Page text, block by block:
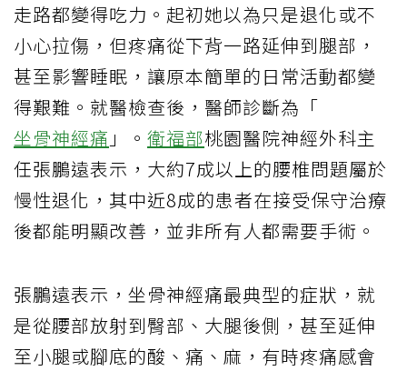
走路都變得吃力。起初她以為只是退化或不
小心拉傷，但疼痛從下背一路延伸到腿部，
甚至影響睡眠，讓原本簡單的日常活動都變
得艱難。就醫檢查後，醫師診斷為「
坐骨神經痛 」。 衛福部桃園醫院神經外科主
任張鵬遠表示，大約7成以上的腰椎問題屬於
慢性退化，其中近8成的患者在接受保守治療
後都能明顯改善，並非所有人都需要手術。
張鵬遠表示，坐骨神經痛最典型的症狀，就
是從腰部放射到臀部、大腿後側，甚至延伸
至小腿或腳底的酸、痛、麻，有時疼痛感會